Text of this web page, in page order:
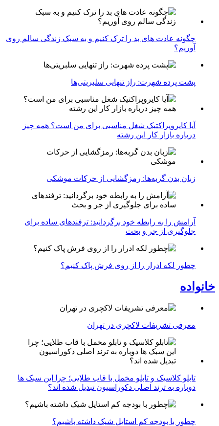
چگونه عادت‌ های بد را ترک کنیم و به سبک زندگی سالم روی
آوریم؟
پشت پرده شهرت: راز تنهایی سلبریتی‌ها
آیا کایروپراکتیک شغل مناسبی برای من است؟ همه چیز
درباره بازار کار این رشته
زبان بدن گربه‌ها: رمزگشایی از حرکات موشکی
آرامش را به رابطه خود برگردانید: ترفندهای ساده برای
جلوگیری از جر و بحث
چطور لکه ادرار را از روی فرش پاک کنیم؟
خانواده
معرفی تشریفات لاکچری در تهران
تابلو کلاسیک و تابلو مخمل با قاب طلایی؛ چرا این سبک ها
دوباره به ترند اصلی دکوراسیون تبدیل شده اند؟
چطور با بودجه کم استایل شیک داشته باشیم؟